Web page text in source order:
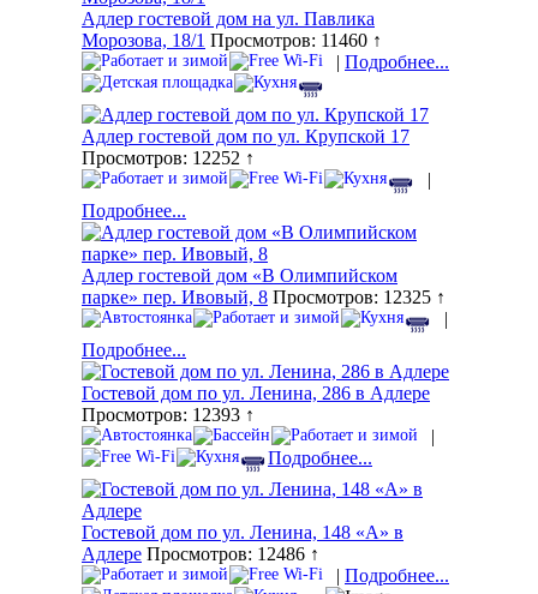
Адлер гостевой дом на ул. Павлика
Морозова, 18/1 Просмотров: 11460 ↑
| Подробнее...
Адлер гостевой дом по ул. Крупской 17
Просмотров: 12252 ↑
|
Подробнее...
Адлер гостевой дом «В Олимпийском
парке» пер. Ивовый, 8 Просмотров: 12325 ↑
|
Подробнее...
Гостевой дом по ул. Ленина, 286 в Адлере
Просмотров: 12393 ↑
|
Подробнее...
Гостевой дом по ул. Ленина, 148 «А» в
Адлере Просмотров: 12486 ↑
| Подробнее...